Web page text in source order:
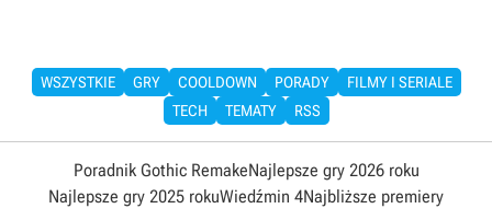
WSZYSTKIE GRY COOLDOWN PORADY
FILMY I SERIALE
TECH
TEMATY RSS
Poradnik Gothic RemakeNajlepsze gry 2026 roku
Najlepsze gry 2025 rokuWiedźmin 4Najbliższe premiery